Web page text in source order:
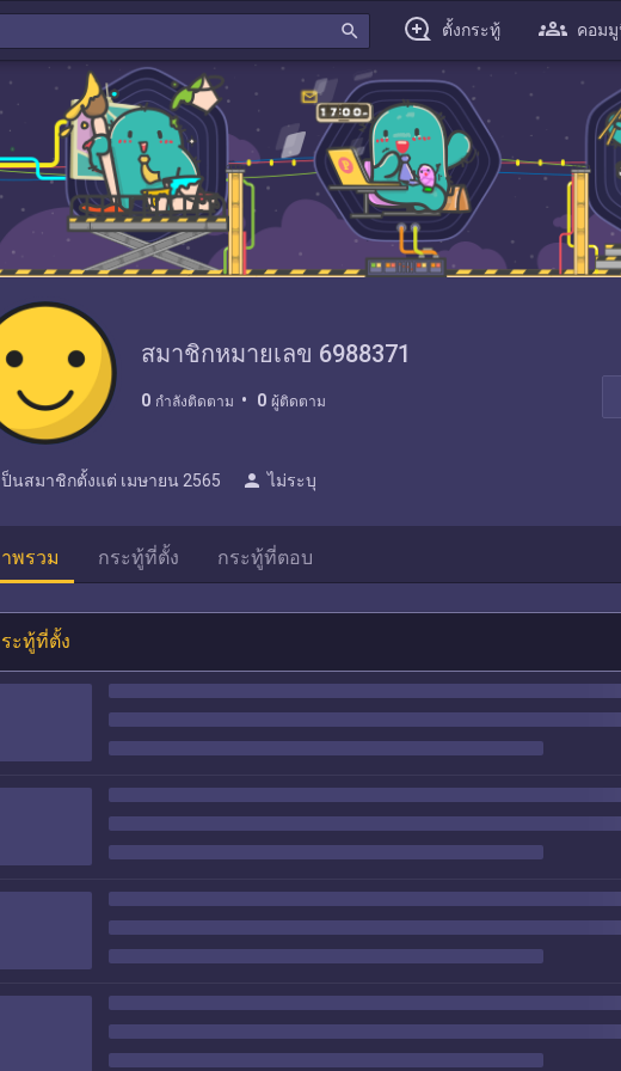
search ตั้งกระทู้ คอม
สมาชิกหมายเลข 6988371
0 กำลังติดตาม 0 ผู้ติดตาม
ป็นสมาชิกตั้งแต่ เมษายน 2565 person ไม่ระบุ
พรวม กระทู้ที่ตั้ง กระทู้ที่ตอบ
ะทู้ที่ตั้ง